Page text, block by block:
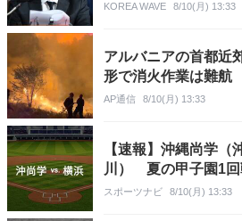
KOREA WAVE 8/10(月) 13:33
アルバニアの首都
形で消火作業は難航
AP通信 8/10(月) 13:33
【速報】沖縄尚学（
川） 夏の甲子園1回
スポーツナビ 8/10(月) 13:33